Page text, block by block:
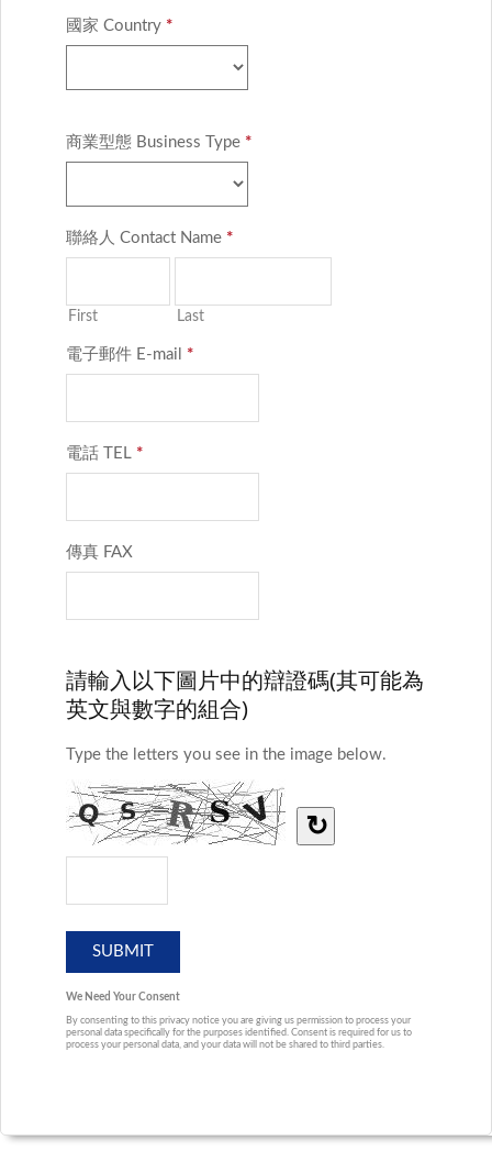
國家 Country *
商業型態 Business Type *
聯絡人 Contact Name *
First Last
電子郵件 E-mail *
電話 TEL *
傳真 FAX
請輸入以下圖片中的辯證碼(其可能為
英文與數字的組合)
Type the letters you see in the image below.
↻
We Need Your Consent
By consenting to this privacy notice you are giving us permission to process your
personal data specifically for the purposes identified. Consent is required for us to
process your personal data, and your data will not be shared to third parties.